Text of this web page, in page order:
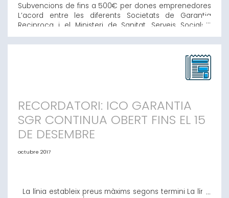
Subvencions de fins a 500€ per dones emprenedores
L’acord entre les diferents Societats de Garantia
Reciproca i el Ministeri de Sanitat, Serveis Socials i
Igualtat permet una bonificació de fins a 500€ per
atendre la comissió d’estudi de les operacions
concedides. Les beneficiaries són dones que
desenvolupin la seva activitat com autònomes o qu
RECORDATORI: ICO GARANTIA
SGR CONTINUA OBERT FINS EL 15
DE DESEMBRE
octubre 2017
La línia estableix preus màxims segons termini La línia